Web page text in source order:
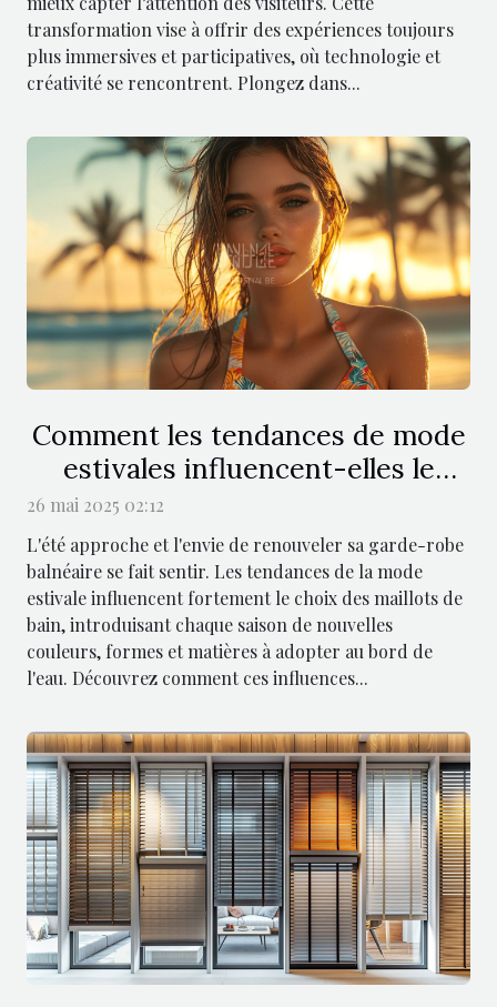
transformation vise à offrir des expériences toujours
plus immersives et participatives, où technologie et
créativité se rencontrent. Plongez dans...
Comment les tendances de mode
estivales influencent-elles le
choix des maillots de bain ?
26 mai 2025 02:12
L'été approche et l'envie de renouveler sa garde-robe
balnéaire se fait sentir. Les tendances de la mode
estivale influencent fortement le choix des maillots de
bain, introduisant chaque saison de nouvelles
couleurs, formes et matières à adopter au bord de
l'eau. Découvrez comment ces influences...